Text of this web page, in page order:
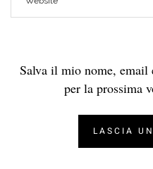
Salva il mio nome, email
per la prossima